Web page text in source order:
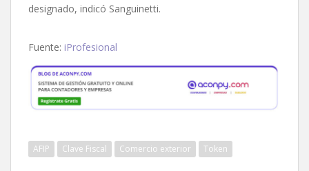
designado, indicó Sanguinetti.
Fuente: iProfesional
AFIP Clave Fiscal Comercio exterior Token